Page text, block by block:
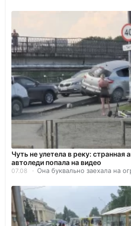
Чуть не улетела в реку: странная
автоледи попала на видео
07.08 Она буквально заехала на